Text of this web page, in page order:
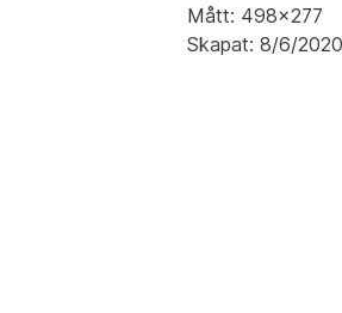
Mått: 498x277
Skapat: 8/6/